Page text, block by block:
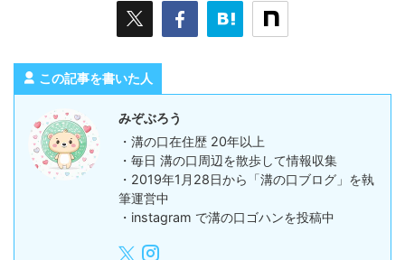
この記事を書いた人
みぞぶろう
・溝の口在住歴 20年以上
・毎日 溝の口周辺を散歩して情報収集
・2019年1月28日から「溝の口ブログ」を執
筆運営中
・instagram で溝の口ゴハンを投稿中